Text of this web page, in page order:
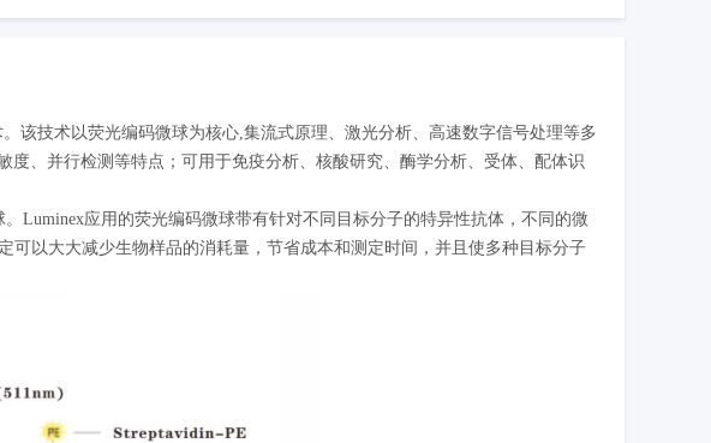
该技术以荧光编码微球为核心,集流式原理、激光分析、高速数字信号处理等多
、并行检测等特点；可用于免疫分析、核酸研究、酶学分析、受体、配体识
Luminex应用的荧光编码微球带有针对不同目标分子的特异性抗体，不同的微
以大大减少生物样品的消耗量，节省成本和测定时间，并且使多种目标分子